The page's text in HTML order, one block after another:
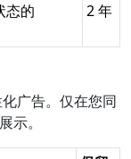
态的
2 年
广告。仅在您同
示。